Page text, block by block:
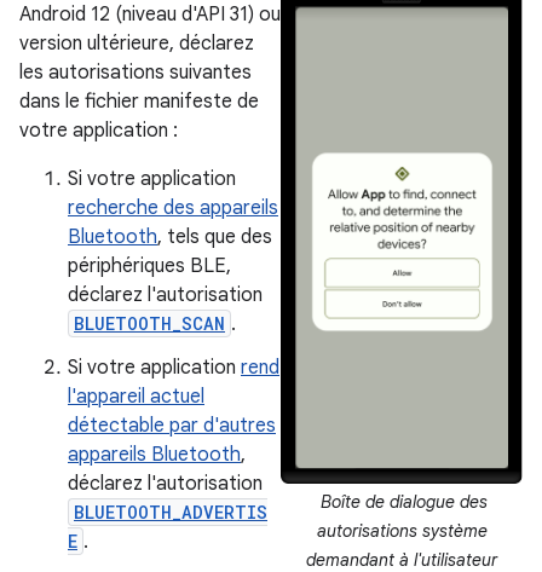
Boîte de dialogue des
autorisations système
demandant à l'utilisateur
Android 12 (niveau d'API 31) ou
version ultérieure, déclarez
les autorisations suivantes
dans le fichier manifeste de
votre application :
Si votre application
recherche des appareils
Bluetooth, tels que des
périphériques BLE,
déclarez l'autorisation
BLUETOOTH_SCAN .
Si votre application rend
l'appareil actuel
détectable par d'autres
appareils Bluetooth,
déclarez l'autorisation
BLUETOOTH_ADVERTIS
E .